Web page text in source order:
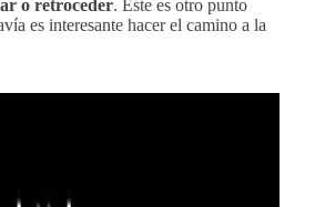
o retroceder. Este es otro punto
es interesante hacer el camino a la